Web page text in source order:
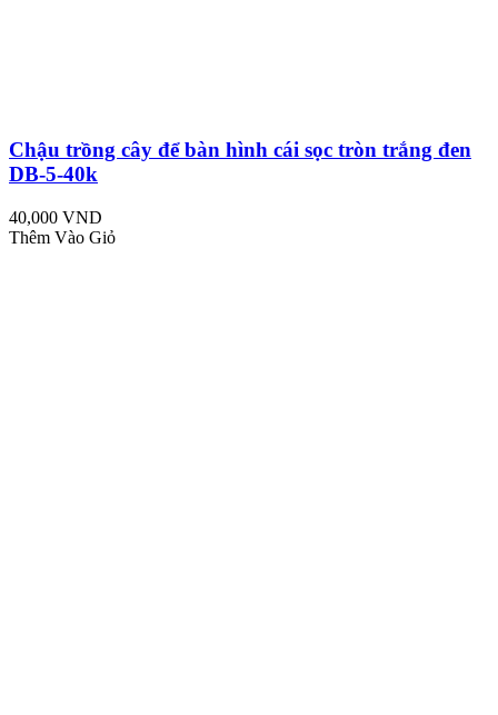
Chậu trồng cây để bàn hình cái sọc tròn trắng đen
DB-5-40k
40,000 VND
Thêm Vào Giỏ